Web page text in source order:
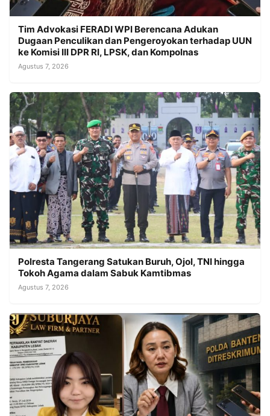
Tim Advokasi FERADI WPI Berencana Adukan
Dugaan Penculikan dan Pengeroyokan terhadap UUN
ke Komisi III DPR RI, LPSK, dan Kompolnas
Agustus 7, 2026
Polresta Tangerang Satukan Buruh, Ojol, TNI hingga
Tokoh Agama dalam Sabuk Kamtibmas
Agustus 7, 2026